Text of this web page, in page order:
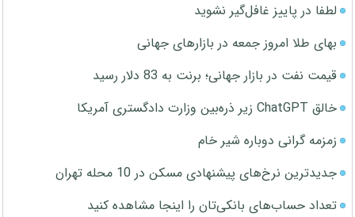
لطفا در پاییز غافل‌گیر نشوید
بهای طلا امروز جمعه در بازارهای جهانی
قیمت نفت در بازار جهانی؛ برنت به 83 دلار رسید
خالق ChatGPT زیر ذره‌بین وزارت دادگستری آمریکا
زمزمه گرانی دوباره شیر خام
جدیدترین نرخ‌های پیشنهادی مسکن در 10 محله تهران
تعداد حساب‌های بانکی‌تان را اینجا مشاهده کنید